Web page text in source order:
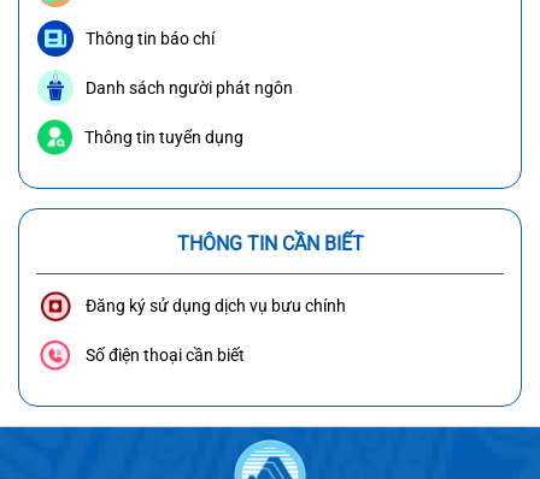
Thông tin báo chí
Danh sách người phát ngôn
Thông tin tuyển dụng
THÔNG TIN CẦN BIẾT
Đăng ký sử dụng dịch vụ bưu chính
Số điện thoại cần biết